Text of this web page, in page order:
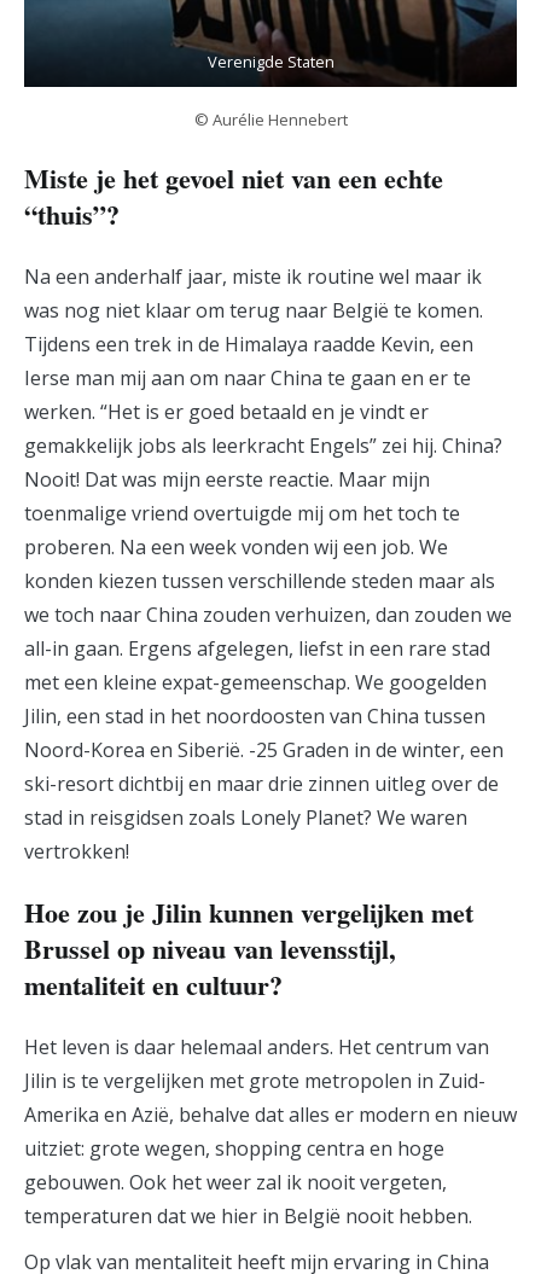
Verenigde Staten
© Aurélie Hennebert
Miste je het gevoel niet van een echte
“thuis”?
Na een anderhalf jaar, miste ik routine wel maar ik
was nog niet klaar om terug naar België te komen.
Tijdens een trek in de Himalaya raadde Kevin, een
Ierse man mij aan om naar China te gaan en er te
werken. “Het is er goed betaald en je vindt er
gemakkelijk jobs als leerkracht Engels” zei hij. China?
Nooit! Dat was mijn eerste reactie. Maar mijn
toenmalige vriend overtuigde mij om het toch te
proberen. Na een week vonden wij een job. We
konden kiezen tussen verschillende steden maar als
we toch naar China zouden verhuizen, dan zouden we
all-in gaan. Ergens afgelegen, liefst in een rare stad
met een kleine expat-gemeenschap. We googelden
Jilin, een stad in het noordoosten van China tussen
Noord-Korea en Siberië. -25 Graden in de winter, een
ski-resort dichtbij en maar drie zinnen uitleg over de
stad in reisgidsen zoals Lonely Planet? We waren
vertrokken!
Hoe zou je Jilin kunnen vergelijken met
Brussel op niveau van levensstijl,
mentaliteit en cultuur?
Het leven is daar helemaal anders. Het centrum van
Jilin is te vergelijken met grote metropolen in Zuid-
Amerika en Azië, behalve dat alles er modern en nieuw
uitziet: grote wegen, shopping centra en hoge
gebouwen. Ook het weer zal ik nooit vergeten,
temperaturen dat we hier in België nooit hebben.
Op vlak van mentaliteit heeft mijn ervaring in China